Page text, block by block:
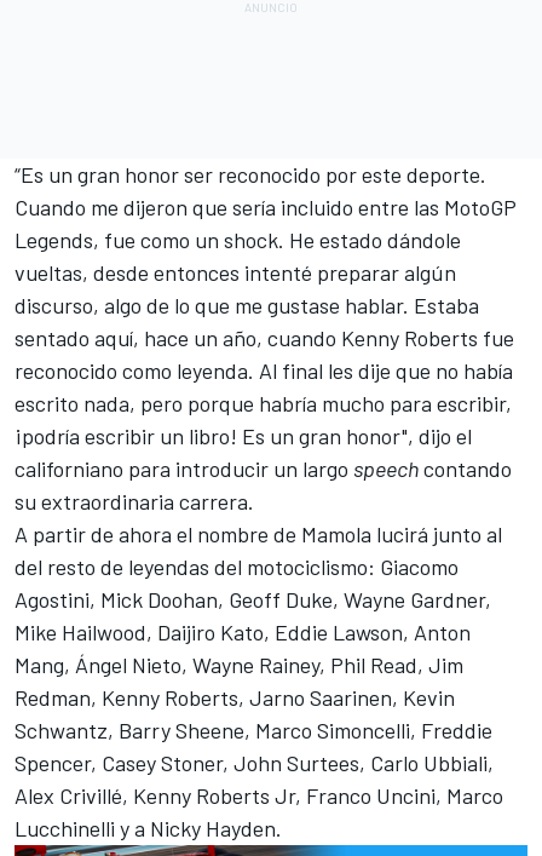
“Es un gran honor ser reconocido por este deporte.
Cuando me dijeron que sería incluido entre las MotoGP
Legends, fue como un shock. He estado dándole
vueltas, desde entonces intenté preparar algún
discurso, algo de lo que me gustase hablar. Estaba
sentado aquí, hace un año, cuando Kenny Roberts fue
reconocido como leyenda. Al final les dije que no había
escrito nada, pero porque habría mucho para escribir,
¡podría escribir un libro! Es un gran honor", dijo el
californiano para introducir un largo speechcontando
su extraordinaria carrera.
A partir de ahora el nombre de Mamola lucirá junto al
del resto de leyendas del motociclismo: Giacomo
Agostini, Mick Doohan, Geoff Duke, Wayne Gardner,
Mike Hailwood, Daijiro Kato, Eddie Lawson, Anton
Mang, Ángel Nieto, Wayne Rainey, Phil Read, Jim
Redman, Kenny Roberts, Jarno Saarinen, Kevin
Schwantz, Barry Sheene, Marco Simoncelli, Freddie
Spencer, Casey Stoner, John Surtees, Carlo Ubbiali,
Alex Crivillé, Kenny Roberts Jr, Franco Uncini, Marco
Lucchinelli y a Nicky Hayden.